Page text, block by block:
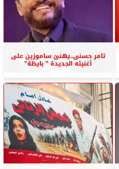
تامر حسنى..يهنئ ساموزين على
أغنيته الجديدة ” بايظة”